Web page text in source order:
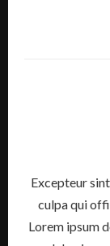
Excepteur
culpa qui
Lorem ipsum